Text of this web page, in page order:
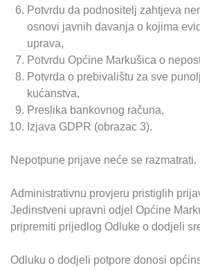
Potvrdu da podnositelj zahtjeva
osnovi javnih davanja o kojima
uprava,
Potvrdu Općine Markušica o
Potvrda o prebivalištu za sve
kućanstva,
Preslika bankovnog računa,
Izjava GDPR (obrazac 3).
Nepotpune prijave neće se razmatrati.
Administrativnu provjeru pristiglih
Jedinstveni upravni odjel Općine
pripremiti prijedlog Odluke o dodjeli
Odluku o dodjeli potpore donosi